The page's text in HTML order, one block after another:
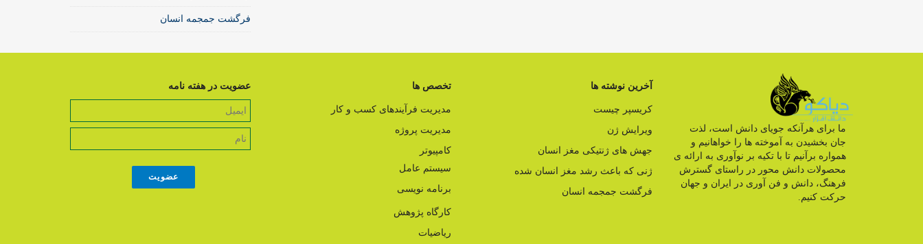
فرگشت جمجمه انسان
ما برای هرآنکه جویای دانش است، لذت
جان بخشیدن به آموخته ها را خواهانیم و
همواره برآنیم تا با تکیه بر نوآوری به ارائه ی
محصولات دانش محور در راستای گسترش
فرهنگ، دانش و فن آوری در ایران و جهان
حرکت کنیم.
آخرین نوشته ها
کریسپر چیست
ویرایش ژن
جهش های ژنتیکی مغز انسان
ژنی که باعث رشد مغز انسان شده
فرگشت جمجمه انسان
تخصص ها
مدیریت فرآیندهای کسب و کار
مدیریت پروژه
کامپیوتر
سیستم عامل
برنامه نویسی
کارگاه پژوهش
ریاضیات
عضویت در هفته نامه